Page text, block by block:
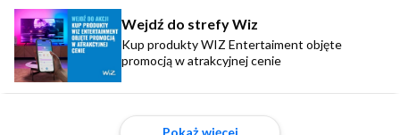
Wejdź do strefy Wiz
Kup produkty WIZ Entertaiment objęte
promocją w atrakcyjnej cenie
Pokaż więcej